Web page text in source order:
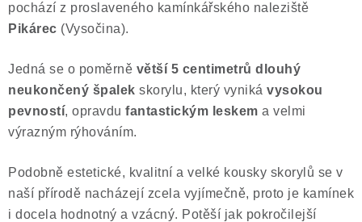
pochází z proslaveného kamínkářského naleziště
Pikárec (Vysočina).
Jedná se o poměrně větší 5 centimetrů dlouhý
neukončený špalek skorylu, který vyniká vysokou
pevností, opravdu fantastickým leskem a velmi
výrazným rýhováním.
Podobně estetické, kvalitní a velké kousky skorylů se v
naší přírodě nacházejí zcela vyjímečně, proto je kamínek
i docela hodnotný a vzácný. Potěší jak pokročilejší